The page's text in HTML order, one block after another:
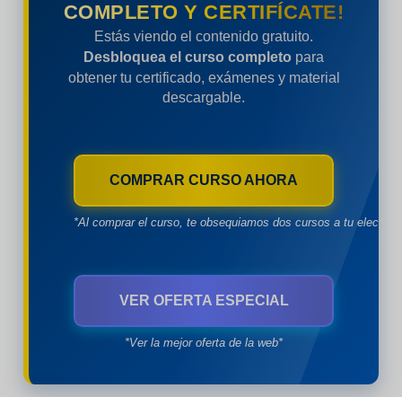
COMPLETO Y CERTIFÍCATE!
Estás viendo el contenido gratuito.
Desbloquea el curso completo para
obtener tu certificado, exámenes y material
descargable.
COMPRAR CURSO AHORA
*Al comprar el curso, te obsequiamos dos cursos a tu
VER OFERTA ESPECIAL
*Ver la mejor oferta de la web*